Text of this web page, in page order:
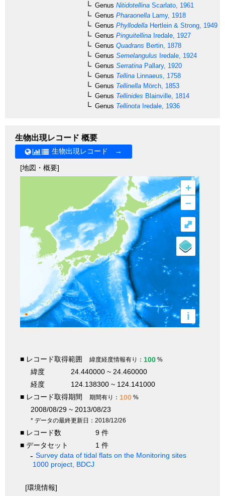
Genus Nitidotellina Scarlato, 1961
Genus Pharaonella Lamy, 1918
Genus Phyllodella Hertlein & Strong, 1949
Genus Pinguitellina Iredale, 1927
Genus Quadrans Bertin, 1878
Genus Semelangulus Iredale, 1924
Genus Serratina Pallary, 1920
Genus Tellina Linnaeus, 1758
Genus Tellinella Mörch, 1853
Genus Tellinides Blainville, 1814
Genus Tellinota Iredale, 1936
生物出現レコード 概要
生物出現レコード →
[地図・概要]
+
–
i
⤢
■ レコード取得範囲 緯度経度情報有り： 100 %
緯度
24.440000 ~ 24.460000
経度
124.138300 ~ 124.141000
■ レコード取得期間
期間有り： 100 %
2008/08/29 ~ 2013/08/23
* データの最終更新日：2018/12/26
■ レコード数
9 件
■ データセット
1 件
Survey data of tidal flats on the Monitoring sites
1000 project, BDCJ
[環境情報]